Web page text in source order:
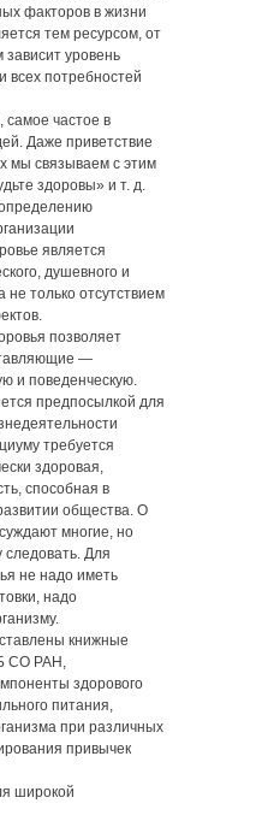
факторов в жизни
тем ресурсом, от
уровень
всех потребностей
самое частое в
Даже приветствие
мы связываем с этим
здоровы» и т. д.
является
душевного и
не только отсутствием
позволяет
—
и поведенческую.
предпосылкой для
требуется
здоровая,
способная в
общества. О
многие, но
Для
не надо иметь
надо
книжные
СО РАН,
здорового
питания,
при различных
привычек
широкой